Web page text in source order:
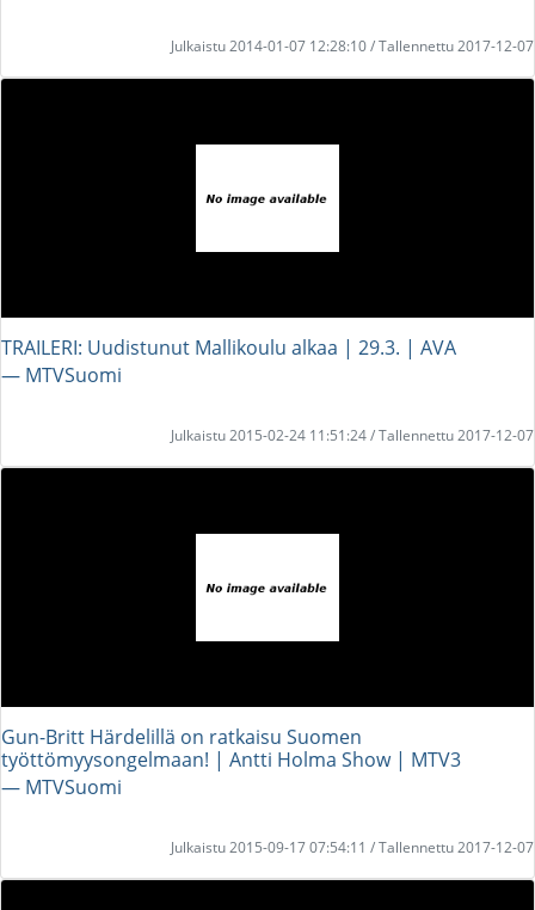
Julkaistu 2014-01-07 12:28:10 / Tallennettu 2017-12-07
TRAILERI: Uudistunut Mallikoulu alkaa | 29.3. | AVA
― MTVSuomi
Julkaistu 2015-02-24 11:51:24 / Tallennettu 2017-12-07
Gun-Britt Härdelillä on ratkaisu Suomen
työttömyysongelmaan! | Antti Holma Show | MTV3
― MTVSuomi
Julkaistu 2015-09-17 07:54:11 / Tallennettu 2017-12-07